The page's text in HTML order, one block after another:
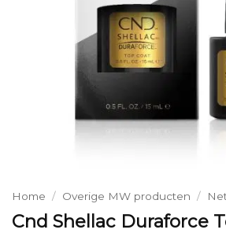
Home / Overige MW producten /
Cnd Shellac Duraforce